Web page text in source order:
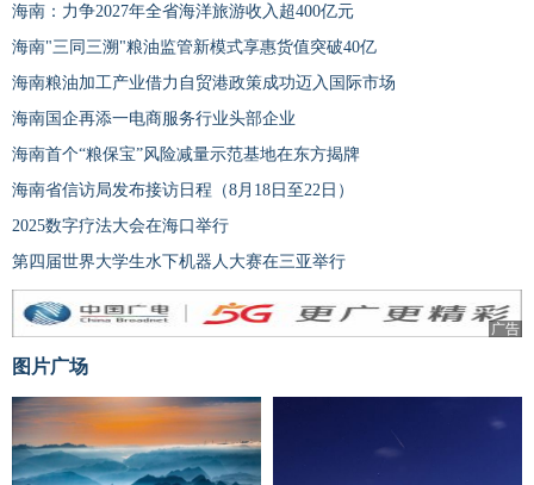
海南：力争2027年全省海洋旅游收入超400亿元
海南"三同三溯"粮油监管新模式享惠货值突破40亿
海南粮油加工产业借力自贸港政策成功迈入国际市场
海南国企再添一电商服务行业头部企业
海南首个“粮保宝”风险减量示范基地在东方揭牌
海南省信访局发布接访日程（8月18日至22日）
2025数字疗法大会在海口举行
第四届世界大学生水下机器人大赛在三亚举行
广告
图片广场